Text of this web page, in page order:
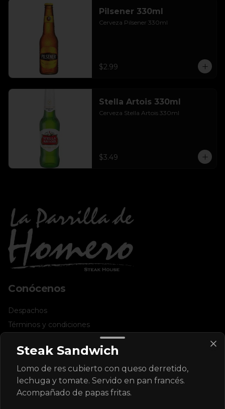
Pilsener 330ml
Cerveza Pilsener 330ml
$2.99
Stella Artois 330ml
Cerveza Stella Artois 330ml
$3.49
Conócenos
Despachos
Términos y condiciones
Instagram
Facebook
Steak Sandwich
Lomo de res cubierto con queso derretido,
lechuga y tomate. Servido en pan francés.
Acompañado de papas fritas.